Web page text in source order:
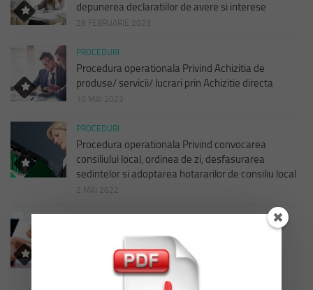
depunerea declaratiilor de avere si interese
28 FEBRUARIE 2023
PROCEDURI
Procedura operationala Privind Achizitia de
produse/ servicii/ lucrari prin Achizitie directa
10 MAI 2022
PROCEDURI
Procedura operationala Privind convocarea
consiliului local, ordinea de zi, desfasurarea
sedintelor si adoptarea hotararilor de consiliu local
2 MAI 2022
Procedura operationala Elaborarea si evidenta
dispozitiilor primarului
2 MAI 2022